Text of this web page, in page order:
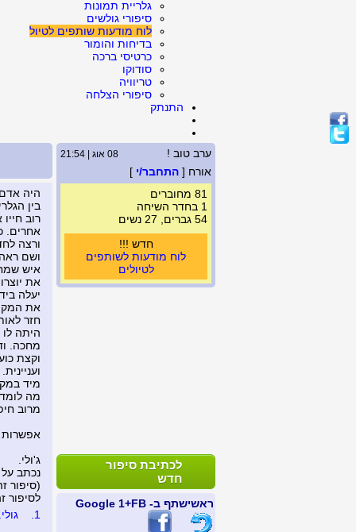
גלריית תמונות
סיפורי גולשים
לוח מודעות שותפים לטיול
בדיחות והומור
כרטיסי ברכה
סודוקו
טריוויה
סיפורי הצלחה
התנתק
ערב טוב ! 08 אוג | 21:54
אורח [ התחבר/י ]
81 מחוברים
1 בחדר השיחה
54 גברים, 27 נשים
חדש !!!
לוח מודעות לשותפים
לטיולים
לכתיבת סיפור
חדש
ראשישתף ב- FB +1 Google
היה
בין
רוב
אחרים.
ורצה
ושם
איש
את
יעלה
את
חזר
היתה
מחכה.
וקצת
מיד
מה
מרוב
אפשרות
ג'ולי.
נכתב על
(סיפור זה
לסיפור זה
1.